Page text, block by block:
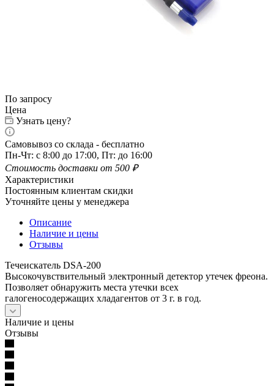
По запросу
Цена
Узнать цену?
Самовывоз со склада - бесплатно
Пн-Чт: с 8:00 до 17:00, Пт: до 16:00
Стоимость доставки от 500 ₽
Характеристики
Постоянным клиентам скидки
Уточняйте цены у менеджера
Описание
Наличие и цены
Отзывы
Течеискатель DSA-200
Высокочувствительный электронный детектор утечек фреона.
Позволяет обнаружить места утечки всех
галогеносодержащих хладагентов от 3 г. в год.
Наличие и цены
Отзывы